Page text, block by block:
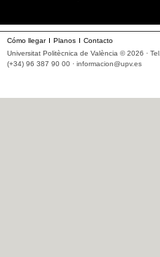
Cómo llegar Planos
Contacto
Universitat Politècnica de València © 2026 · Tel.
(+34) 96 387 90 00 · informacion@upv.es